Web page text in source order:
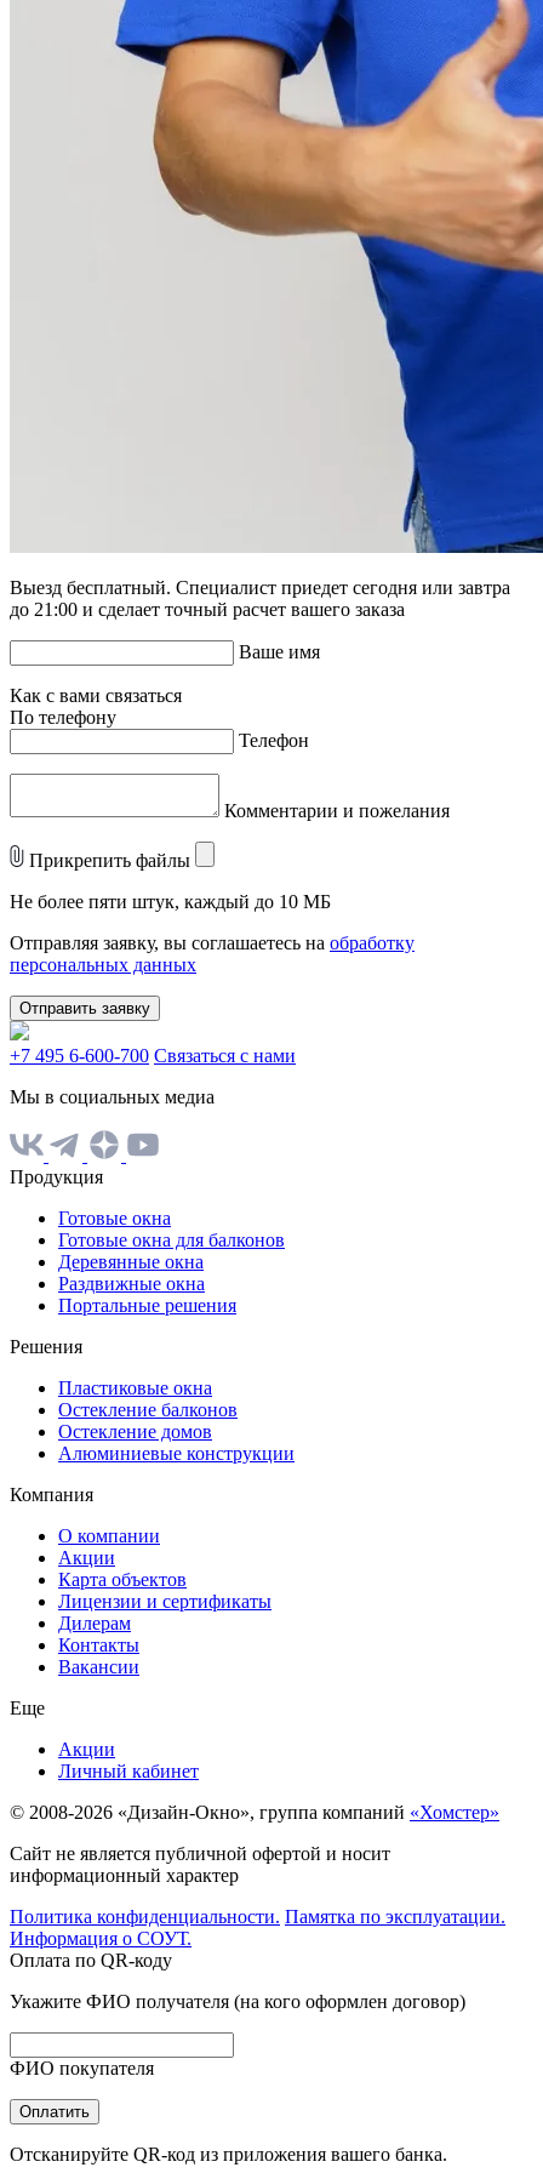
Выезд бесплатный. Специалист приедет сегодня или завтра
до 21:00 и сделает точный расчет вашего заказа
Ваше имя
Как с вами связаться
По телефону
Телефон
Комментарии и пожелания
Прикрепить файлы
Не более пяти штук, каждый до 10 МБ
Отправляя заявку, вы соглашаетесь на обработку
персональных данных
Отправить заявку
+7 495 6-600-700 Связаться с нами
Мы в социальных медиа
Продукция
Готовые окна
Готовые окна для балконов
Деревянные окна
Раздвижные окна
Портальные решения
Решения
Пластиковые окна
Остекление балконов
Остекление домов
Алюминиевые конструкции
Компания
О компании
Акции
Карта объектов
Лицензии и сертификаты
Дилерам
Контакты
Вакансии
Еще
Акции
Личный кабинет
© 2008-2026 «Дизайн-Окно», группа компаний «Хомстер»
Сайт не является публичной офертой и носит
информационный характер
Политика конфиденциальности. Памятка по эксплуатации.
Информация о СОУТ.
Оплата по QR-коду
Укажите ФИО получателя (на кого оформлен договор)
ФИО покупателя
Оплатить
Отсканируйте QR-код из приложения вашего банка.